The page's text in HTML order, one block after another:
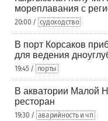
мореплавания с
20:00 / судоходство
В порт Корсаков
для ведения
19:45 / порты
В акватории Малой
ресторан
19:30 / аварийность и чп